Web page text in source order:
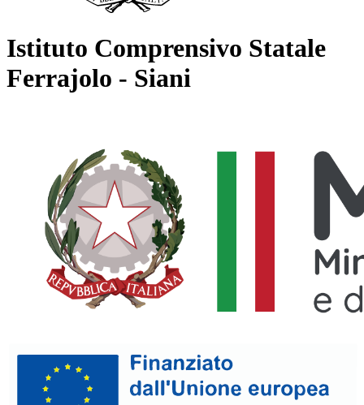
Istituto Comprensivo Statale
Ferrajolo - Siani